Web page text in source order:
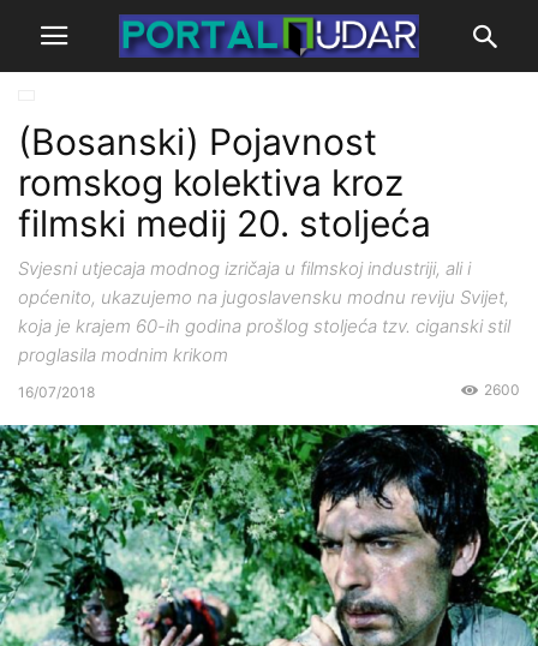
(Bosanski) Pojavnost
romskog kolektiva kroz
filmski medij 20. stoljeća
Svjesni utjecaja modnog izričaja u filmskoj industriji, ali i
općenito, ukazujemo na jugoslavensku modnu reviju Svijet,
koja je krajem 60-ih godina prošlog stoljeća tzv. ciganski stil
proglasila modnim krikom
16/07/2018 2600